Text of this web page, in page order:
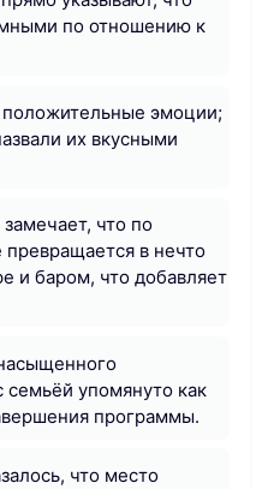
по отношению к
эмоции;
их вкусными
что по
в нечто
и баром, что добавляет
семьёй упомянуто как
программы.
что место